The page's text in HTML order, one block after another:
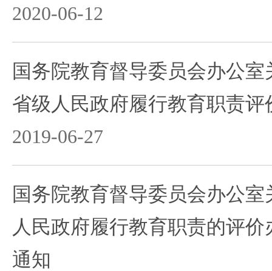
2020-06-12
国务院教育督导委员会办公室
省级人民政府履行教育职责
2019-06-27
国务院教育督导委员会办公
人民政府履行教育职责的评
通知